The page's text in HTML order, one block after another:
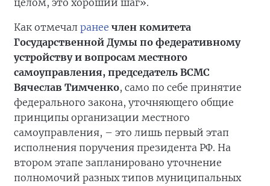
целом, это хороший шаг».
Как отмечал ранее член комитета
Государственной Думы по федеративному
устройству и вопросам местного
самоуправления, председатель ВСМС
Вячеслав Тимченко, само по себе принятие
федерального закона, уточняющего общие
принципы организации местного
самоуправления, – это лишь первый этап
исполнения поручения президента РФ. На
втором этапе запланировано уточнение
полномочий разных типов муниципальных